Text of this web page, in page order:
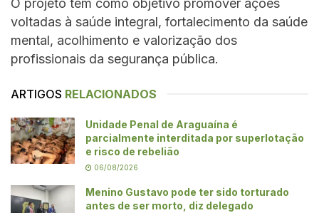
O projeto tem como objetivo promover ações
voltadas à saúde integral, fortalecimento da saúde
mental, acolhimento e valorização dos
profissionais da segurança pública.
ARTIGOS RELACIONADOS
Unidade Penal de Araguaína é
parcialmente interditada por superlotação
e risco de rebelião
06/08/2026
Menino Gustavo pode ter sido torturado
antes de ser morto, diz delegado